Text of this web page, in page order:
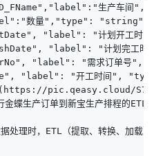
生产车间
数量","type":
"label": "计划开工
"label": "计划完工
"label": "需求订单号
"label": "开工时间",
置](https://pic.qeasy.cloud/
蝶生产订单到新宝生产排程的ETL
处理时，ETL（提取、转换、加载